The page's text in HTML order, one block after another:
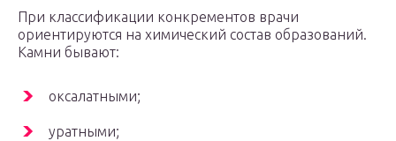
При классификации конкрементов врачи
ориентируются на химический состав образований.
Камни бывают:
оксалатными;
уратными;